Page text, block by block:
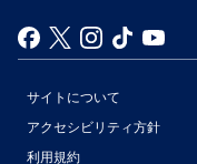
サイトについて
アクセシビリティ方針
利用規約